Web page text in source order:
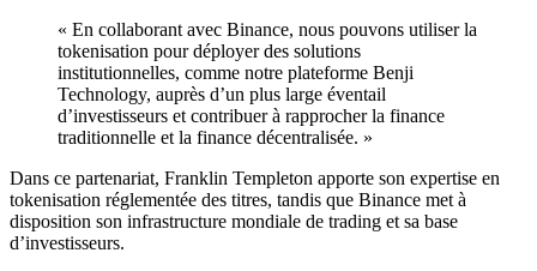
« En collaborant avec Binance, nous pouvons utiliser la
tokenisation pour déployer des solutions
institutionnelles, comme notre plateforme Benji
Technology, auprès d’un plus large éventail
d’investisseurs et contribuer à rapprocher la finance
traditionnelle et la finance décentralisée. »
Dans ce partenariat, Franklin Templeton apporte son expertise en
tokenisation réglementée des titres, tandis que Binance met à
disposition son infrastructure mondiale de trading et sa base
d’investisseurs.